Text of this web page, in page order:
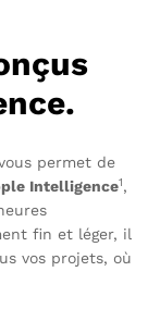
permet de
Intelligence1,
fin et léger, il
vos projets, où